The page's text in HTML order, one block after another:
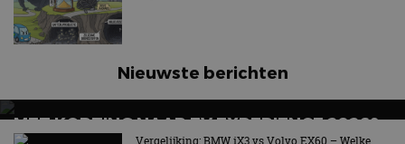
Nieuwste berichten
MET KORTING NAAR EV EXPERIENCE 2026?
Vergelijking: BMW iX3 vs Volvo EX60 – Welke